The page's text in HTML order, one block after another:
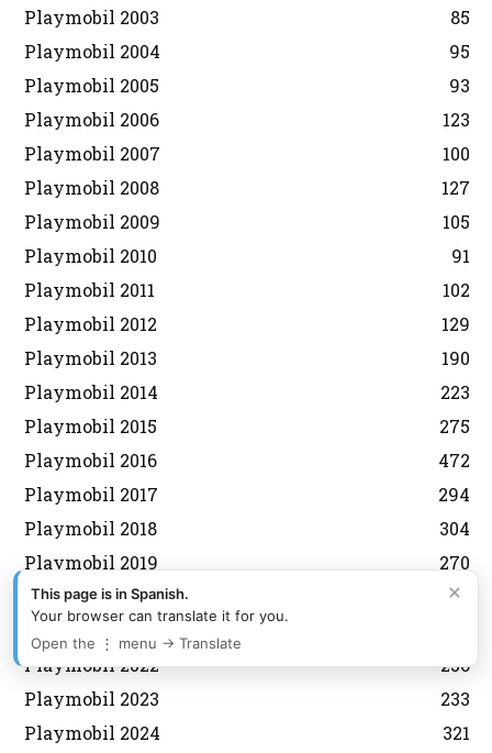
Playmobil 2003
85
Playmobil 2004
95
Playmobil 2005
93
Playmobil 2006
123
Playmobil 2007
100
Playmobil 2008
127
Playmobil 2009
105
Playmobil 2010
91
Playmobil 2011
102
Playmobil 2012
129
Playmobil 2013
190
Playmobil 2014
223
Playmobil 2015
275
Playmobil 2016
472
Playmobil 2017
294
Playmobil 2018
304
Playmobil 2019
270
Playmobil 2020
380
Playmobil 2021
Playmobil 2022
256
Playmobil 2023
233
Playmobil 2024
321
×
This page is in Spanish.
Your browser can translate it for you.
Open the ⋮ menu → Translate